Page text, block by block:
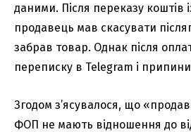
даними. Після переказу коштів
продавець мав скасувати
забрав товар. Однак після
переписку в Telegram і
Згодом з’ясувалося, що
ФОП не мають відношення до